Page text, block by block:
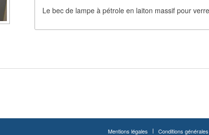
Le bec de lampe à pétrole en laiton massif pour
Mentions légales Conditions générales